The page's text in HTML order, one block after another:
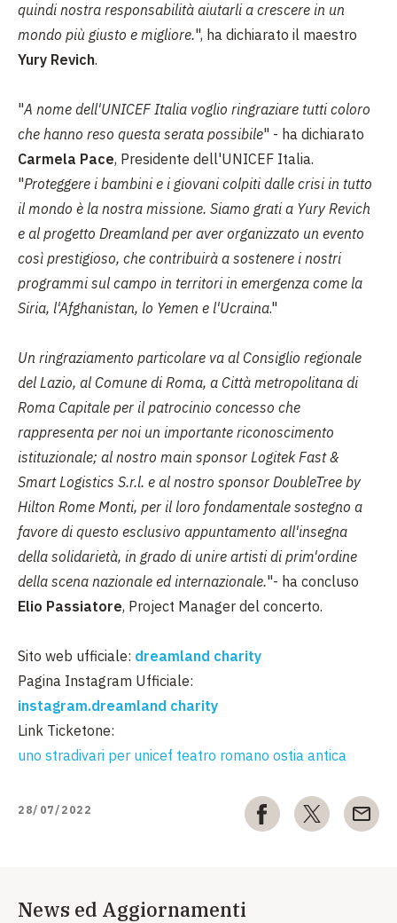
quindi nostra responsabilità aiutarli a crescere in un
mondo più giusto e migliore.", ha dichiarato il maestro
Yury Revich.
"A nome dell'UNICEF Italia voglio ringraziare tutti coloro
che hanno reso questa serata possibile" - ha dichiarato
Carmela Pace, Presidente dell'UNICEF Italia.
"Proteggere i bambini e i giovani colpiti dalle crisi in tutto
il mondo è la nostra missione. Siamo grati a Yury Revich
e al progetto Dreamland per aver organizzato un evento
così prestigioso, che contribuirà a sostenere i nostri
programmi sul campo in territori in emergenza come la
Siria, l'Afghanistan, lo Yemen e l'Ucraina."
Un ringraziamento particolare va al Consiglio regionale
del Lazio, al Comune di Roma, a Città metropolitana di
Roma Capitale per il patrocinio concesso che
rappresenta per noi un importante riconoscimento
istituzionale; al nostro main sponsor Logitek Fast &
Smart Logistics S.r.l. e al nostro sponsor DoubleTree by
Hilton Rome Monti, per il loro fondamentale sostegno a
favore di questo esclusivo appuntamento all'insegna
della solidarietà, in grado di unire artisti di prim'ordine
della scena nazionale ed internazionale."- ha concluso
Elio Passiatore, Project Manager del concerto.
Sito web ufficiale: dreamland charity
Pagina Instagram Ufficiale:
instagram.dreamland charity
Link Ticketone:
uno stradivari per unicef teatro romano ostia antica
28/07/2022
News ed Aggiornamenti